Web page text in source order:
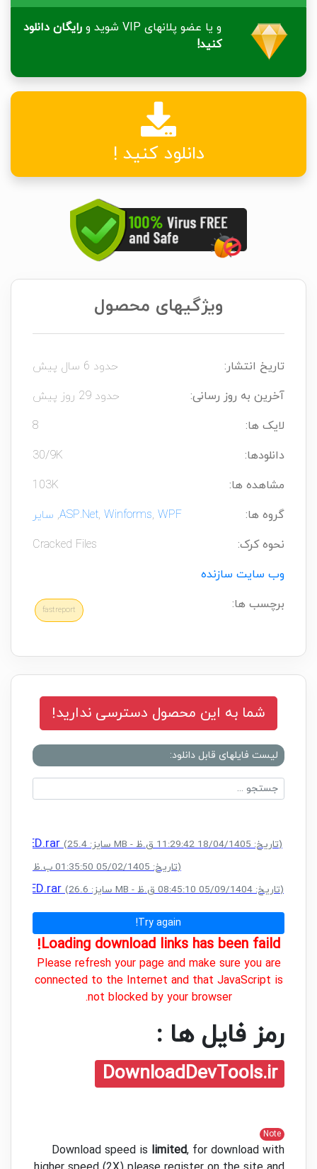
و یا عضو پلانهای VIP شوید و
رایگان دانلود
کنید!
دانلود کنید !
ویژگیهای محصول
تاریخ انتشار:
حدود 6 سال پیش
آخرین به روز رسانی:
حدود 29 روز پیش
لایک ها:
8
دانلودها:
30/9K
مشاهده ها:
103K
گروه ها:
ASP.Net, Winforms, WPF
, سایر
نحوه کرک:
Cracked Files
وب سایت سازنده
برچسب ها:
fastreport
شما به این محصول دسترسی ندارید!
لیست فایلهای قابل دانلود:
(سایز: 25.4 MB - تاریخ: 18/04/1405 11:29:42 ق.ظ)
(سایز: 25.4 MB - تاریخ: 05/02/1405 01:35:50 ب.ظ)
(سایز: 26.6 MB - تاریخ: 05/09/1404 08:45:10 ق.ظ)
Try again!
Loading download links has been faild!
Please refresh your page and make sure you are
connected to the Internet and that JavaScript is
not blocked by your browser.
رمز فایل ها :
DownloadDevTools.ir
Note
Download speed is limited, for download with